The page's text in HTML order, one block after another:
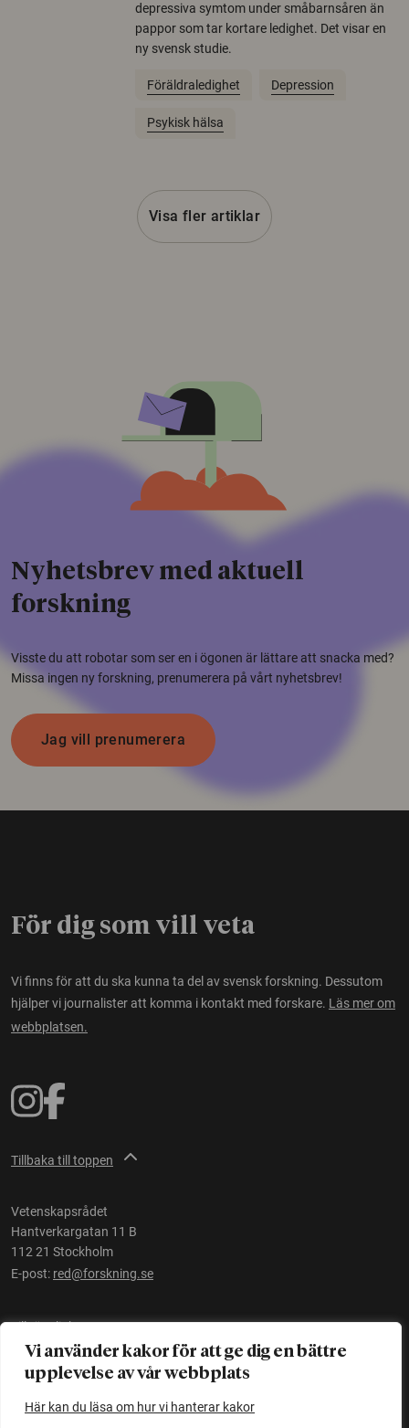
Vi använder kakor för att ge dig en bättre
upplevelse av vår webbplats
Här kan du läsa om hur vi hanterar kakor
depressiva symtom under småbarnsåren än
pappor som tar kortare ledighet. Det visar en
ny svensk studie.
Föräldraledighet Depression
Psykisk hälsa
Visa fler artiklar
Nyhetsbrev med aktuell
forskning
Visste du att robotar som ser en i ögonen är lättare att snacka med?
Missa ingen ny forskning, prenumerera på vårt nyhetsbrev!
Jag vill prenumerera
För dig som vill veta
Vi finns för att du ska kunna ta del av svensk forskning. Dessutom
hjälper vi journalister att komma i kontakt med forskare. Läs mer om
webbplatsen.
Tillbaka till toppen
Vetenskapsrådet
Hantverkargatan 11 B
112 21 Stockholm
E-post: red@forskning.se
Tillgänglighet
Ett initiativ avVetenskapsrådet